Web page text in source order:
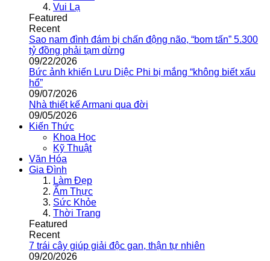
Vui Lạ
Featured
Recent
Sao nam đình đám bị chấn động não, “bom tấn” 5.300
tỷ đồng phải tạm dừng
09/22/2026
Bức ảnh khiến Lưu Diệc Phi bị mắng “không biết xấu
hổ”
09/07/2026
Nhà thiết kế Armani qua đời
09/05/2026
Kiến Thức
Khoa Học
Kỹ Thuật
Văn Hóa
Gia Đình
Làm Đẹp
Ẩm Thực
Sức Khỏe
Thời Trang
Featured
Recent
7 trái cây giúp giải độc gan, thận tự nhiên
09/20/2026